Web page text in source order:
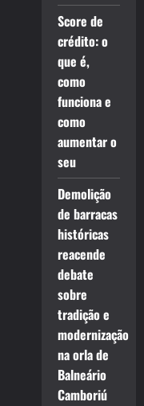
Score de
crédito: o
que é,
como
funciona e
como
aumentar o
seu
Demolição
de barracas
históricas
reacende
debate
sobre
tradição e
modernização
na orla de
Balneário
Camboriú